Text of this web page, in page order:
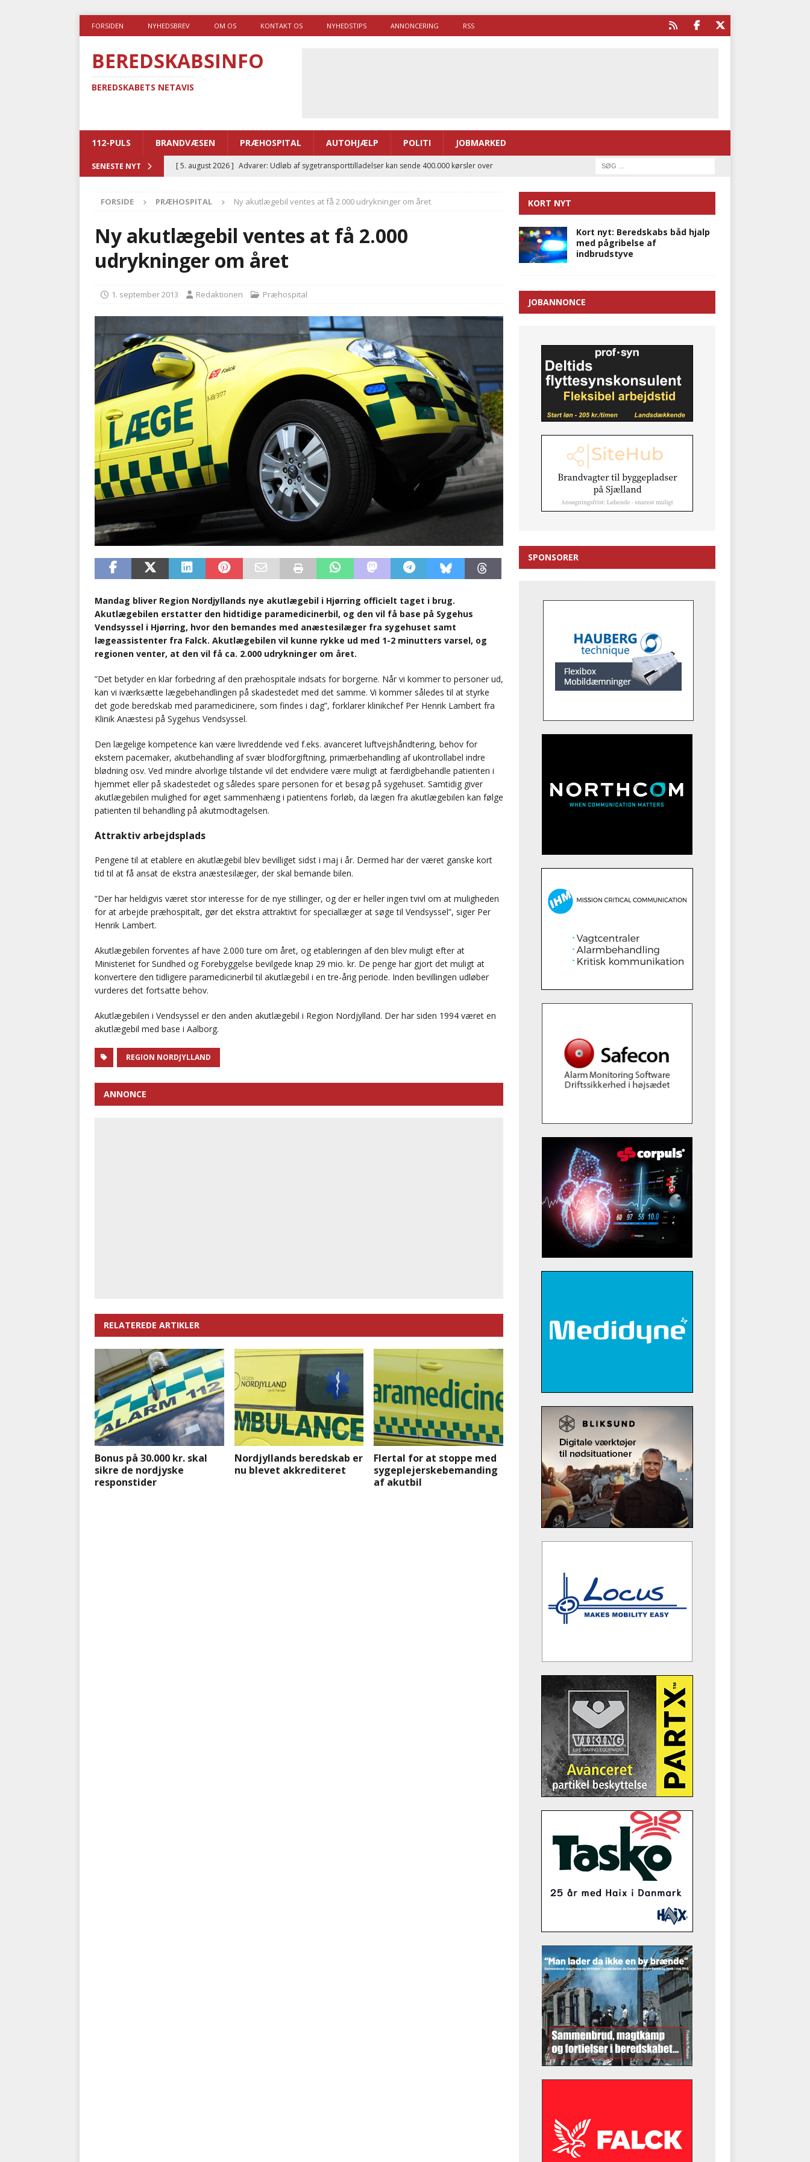
FORSIDEN NYHEDSBREV OM OS KONTAKT OS NYHEDSTIPS ANNONCERING RSS
BEREDSKABSINFO
BEREDSKABETS NETAVIS
112-PULS BRANDVÆSEN PRÆHOSPITAL AUTOHJÆLP POLITI JOBMARKED
SENESTE NYT [ 5. august 2026 ] Advarer: Udløb af sygetransporttilladelser kan sende 400.000 kørsler over
[ 5. august 2026 ] Ny ambulance og el-sygetransportvogn til Samsø
PRÆHOSPITAL
[ 4. august 2026 ]
Brandvæsenerne brugte lidt længere tid på at komme af sted i 2025
BRANDVÆSEN
[ 4. august 2026 ] Ny treårig politiuddannelse skal ruste betjentene til mere kompleks
kriminalitet
FORSIDE PRÆHOSPITAL Ny akutlægebil ventes at få 2.000 udrykninger om året
Ny akutlægebil ventes at få 2.000
udrykninger om året
1. september 2013 Redaktionen Præhospital
Mandag bliver Region Nordjyllands nye akutlægebil i Hjørring officielt taget i brug.
Akutlægebilen erstatter den hidtidige paramedicinerbil, og den vil få base på Sygehus
Vendsyssel i Hjørring, hvor den bemandes med anæstesilæger fra sygehuset samt
lægeassistenter fra Falck. Akutlægebilen vil kunne rykke ud med 1-2 minutters varsel, og
regionen venter, at den vil få ca. 2.000 udrykninger om året.
”Det betyder en klar forbedring af den præhospitale indsats for borgerne. Når vi kommer to personer ud,
kan vi iværksætte lægebehandlingen på skadestedet med det samme. Vi kommer således til at styrke
det gode beredskab med paramedicinere, som findes i dag”, forklarer klinikchef Per Henrik Lambert fra
Klinik Anæstesi på Sygehus Vendsyssel.
Den lægelige kompetence kan være livreddende ved f.eks. avanceret luftvejshåndtering, behov for
ekstern pacemaker, akutbehandling af svær blodforgiftning, primærbehandling af ukontrollabel indre
blødning osv. Ved mindre alvorlige tilstande vil det endvidere være muligt at færdigbehandle patienten i
hjemmet eller på skadestedet og således spare personen for et besøg på sygehuset. Samtidig giver
akutlægebilen mulighed for øget sammenhæng i patientens forløb, da lægen fra akutlægebilen kan følge
patienten til behandling på akutmodtagelsen.
Attraktiv arbejdsplads
Pengene til at etablere en akutlægebil blev bevilliget sidst i maj i år. Dermed har der været ganske kort
tid til at få ansat de ekstra anæstesilæger, der skal bemande bilen.
”Der har heldigvis været stor interesse for de nye stillinger, og der er heller ingen tvivl om at muligheden
for at arbejde præhospitalt, gør det ekstra attraktivt for speciallæger at søge til Vendsyssel”, siger Per
Henrik Lambert.
Akutlægebilen forventes af have 2.000 ture om året, og etableringen af den blev muligt efter at
Ministeriet for Sundhed og Forebyggelse bevilgede knap 29 mio. kr. De penge har gjort det muligt at
konvertere den tidligere paramedicinerbil til akutlægebil i en tre-årig periode. Inden bevillingen udløber
vurderes det fortsatte behov.
Akutlægebilen i Vendsyssel er den anden akutlægebil i Region Nordjylland. Der har siden 1994 været en
akutlægebil med base i Aalborg.
REGION NORDJYLLAND
ANNONCE
RELATEREDE ARTIKLER
Bonus på 30.000 kr. skal
sikre de nordjyske
responstider
Nordjyllands beredskab er
nu blevet akkrediteret
Flertal for at stoppe med
sygeplejerskebemanding
af akutbil
KORT NYT
Kort nyt: Beredskabs båd hjalp
med pågribelse af
indbrudstyve
JOBANNONCE
SPONSORER